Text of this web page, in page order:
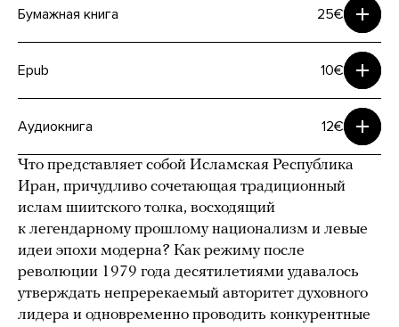
Бумажная книга 25€
Epub 10€
Аудиокнига 12€
Что представляет собой Исламская Республика
Иран, причудливо сочетающая традиционный
ислам шиитского толка, восходящий
к легендарному прошлому национализм и левые
идеи эпохи модерна? Как режиму после
революции 1979 года десятилетиями удавалось
утверждать непререкаемый авторитет духовного
лидера и одновременно проводить конкурентные